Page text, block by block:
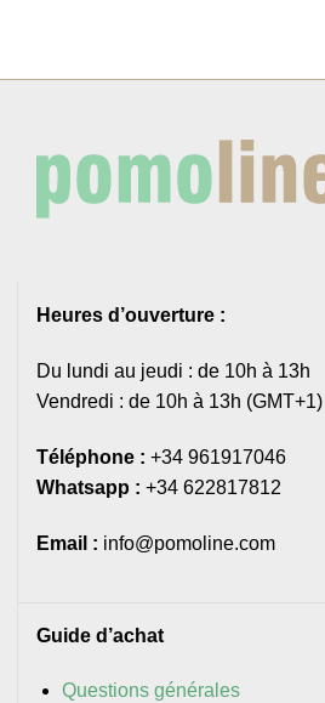
Heures d’ouverture :
Du lundi au jeudi : de 10h à 13h
Vendredi : de 10h à 13h (GMT+1)
Téléphone : +34 961917046
Whatsapp : +34 622817812
Email : info@pomoline.com
Guide d’achat
Questions générales